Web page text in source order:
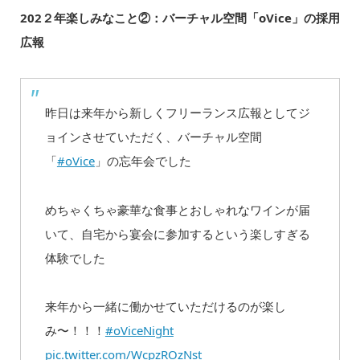
202２年楽しみなこと②：バーチャル空間「oVice」の採用
広報
昨日は来年から新しくフリーランス広報としてジ
ョインさせていただく、バーチャル空間
「#oVice」の忘年会でした
めちゃくちゃ豪華な食事とおしゃれなワインが届
いて、自宅から宴会に参加するという楽しすぎる
体験でした
来年から一緒に働かせていただけるのが楽し
み〜！！！ #oViceNight
pic.twitter.com/WcpzROzNst